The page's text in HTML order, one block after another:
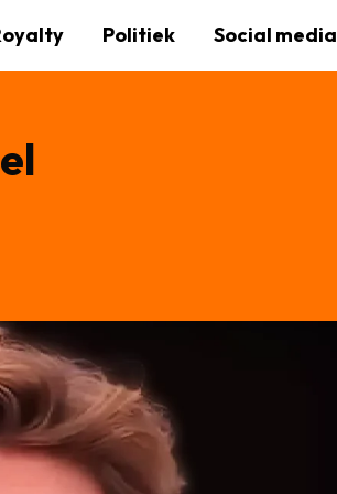
Politiek Social media